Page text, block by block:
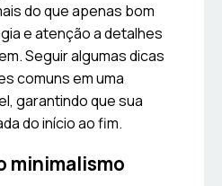
do que apenas bom
e atenção a detalhes
Seguir algumas dicas
comuns em uma
garantindo que sua
do início ao fim.
minimalismo